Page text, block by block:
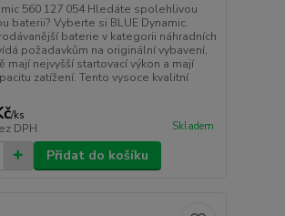
560 127 054 Hledáte spolehlivou
baterii? Vyberte si BLUE Dynamic.
baterie v kategorii náhradních
požadavkům na originální vybavení,
mají nejvyšší startovací výkon a mají
zatížení. Tento vysoce kvalitní
/ks
DPH Skladem
Přidat do košíku